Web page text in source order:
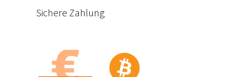
Sichere Zahlung